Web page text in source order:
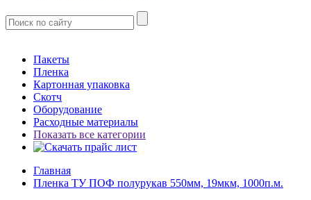
Пакеты
Пленка
Картонная упаковка
Скотч
Оборудование
Расходные материалы
Показать все категории
Главная
Пленка ТУ ПОФ полурукав 550мм, 19мкм, 1000п.м.